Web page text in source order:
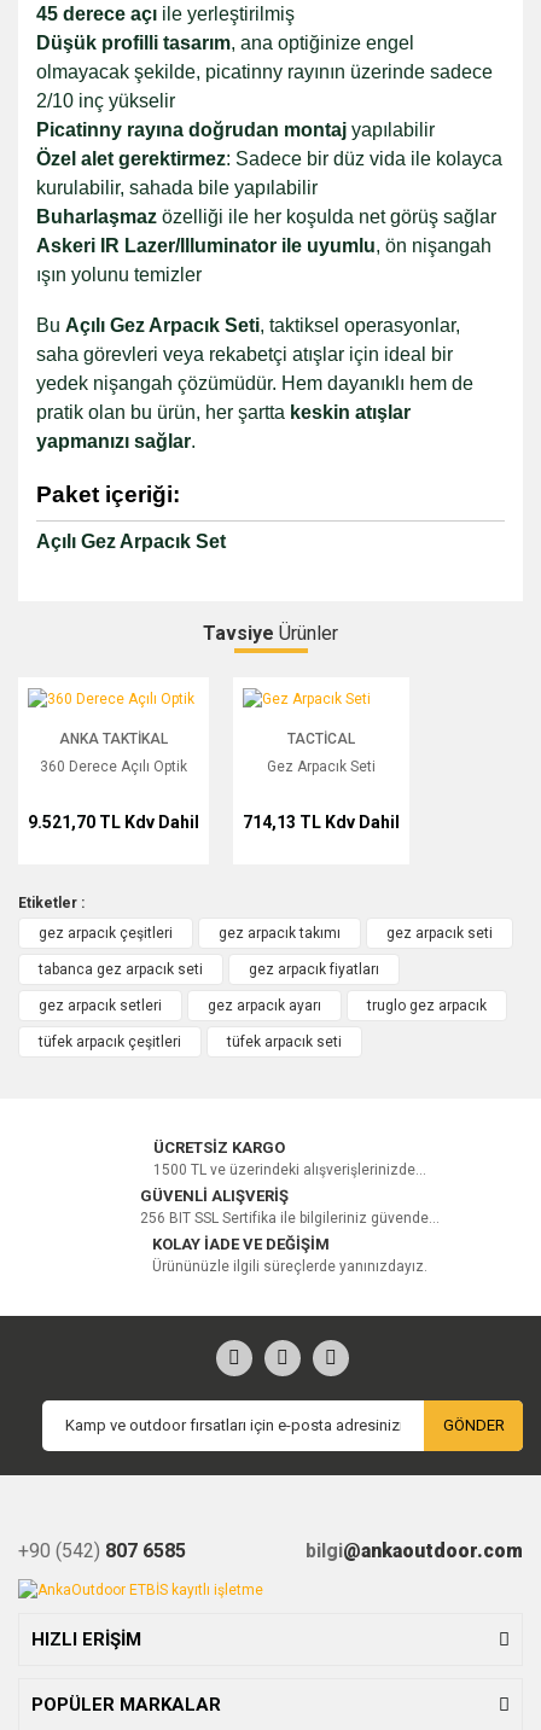
45 derece açı ile yerleştirilmiş
Düşük profilli tasarım, ana optiğinize engel
olmayacak şekilde, picatinny rayının üzerinde sadece
2/10 inç yükselir
Picatinny rayına doğrudan montaj yapılabilir
Özel alet gerektirmez: Sadece bir düz vida ile kolayca
kurulabilir, sahada bile yapılabilir
Buharlaşmaz özelliği ile her koşulda net görüş sağlar
Askeri IR Lazer/Illuminator ile uyumlu, ön nişangah
ışın yolunu temizler
Bu Açılı Gez Arpacık Seti, taktiksel operasyonlar,
saha görevleri veya rekabetçi atışlar için ideal bir
yedek nişangah çözümüdür. Hem dayanıklı hem de
pratik olan bu ürün, her şartta keskin atışlar
yapmanızı sağlar.
Paket içeriği:
Açılı Gez Arpacık Set
Bu ürüne ilk yorumu siz yapın!
Yorum Yaz
Tavsiye Ürünler
360 Derece Açılı Optik
ANKA TAKTIKAL
360 Derece Açılı Optik
9.521,70 TL Kdv Dahil
Gez Arpacık Seti
TACTICAL
Gez Arpacık Seti
714,13 TL Kdv Dahil
Etiketler :
gez arpacık çeşitleri
gez arpacık takımı gez arpacık seti
tabanca gez arpacık seti gez arpacık fiyatları
gez arpacık setleri gez arpacık ayarı truglo gez arpacık
tüfek arpacık çeşitleri tüfek arpacık seti
ÜCRETSİZ KARGO
1500 TL ve üzerindeki alışverişlerinizde...
GÜVENLİ ALIŞVERİŞ
256 BIT SSL Sertifika ile bilgileriniz güvende...
KOLAY İADE VE DEĞİŞİM
Ürününüzle ilgili süreçlerde yanınızdayız.
GÖNDER
+90 (542) 807 6585 bilgi@ankaoutdoor.com
HIZLI ERİŞİM
POPÜLER MARKALAR